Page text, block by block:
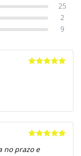
25
2
9
de 5
no prazo e